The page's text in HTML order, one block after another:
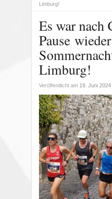
Limburg!
Es war nach
Pause
Limburg!
Veröffentlicht am 19. Juni 2024